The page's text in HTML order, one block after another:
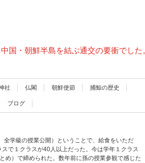
国・朝鮮半島を結ぶ通交の要衝でした
社 仏閣 朝鮮使節 捕鯨の歴史
ブログ
学級の授業公開）ということで、給食をいただ
で１クラスが40人以上だった。今は学年１クラス
）で締められた。数年前に孫の授業参観で感じた